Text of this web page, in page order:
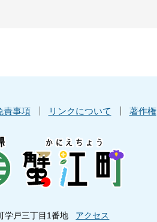
責事項 リンクについて 著作権
学戸三丁目1番地
アクセス